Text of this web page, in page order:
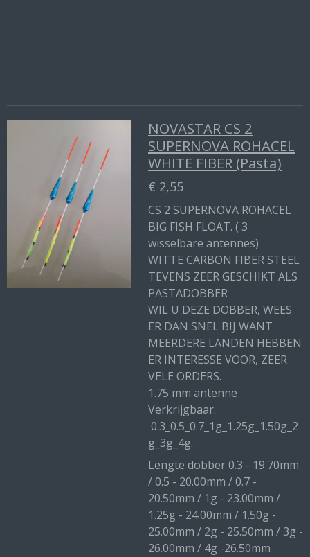
NOVASTAR CS 2
SUPERNOVA ROHACEL
WHITE FIBER (Pasta)
€ 2,55
CS 2 SUPERNOVA ROHACEL
BIG FISH FLOAT. ( 3
wisselbare antennes)
WITTE CARBON FIBER STEEL
TEVENS ZEER GESCHIKT ALS
PASTADOBBER
WIL U DEZE DOBBER, WEES
ER DAN SNEL BIJ WANT
MEERDERE LANDEN HEBBEN
ER INTERESSE VOOR, ZEER
VELE ORDERS.
1.75 mm antenne
Verkrijgbaar.
0.3_0.5_0.7_1g_1.25g_1.50g_2
g_3g_4g.
Lengte dobber 0.3 - 19.70mm
/ 0.5 - 20.00mm / 0.7 -
20.50mm / 1g - 23.00mm /
1.25g - 24.00mm / 1.50g -
25.00mm / 2g - 25.50mm / 3g -
26.00mm / 4g -26.50mm